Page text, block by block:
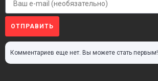
ОТПРАВИТЬ
Комментариев еще нет. Вы можете стать первым!